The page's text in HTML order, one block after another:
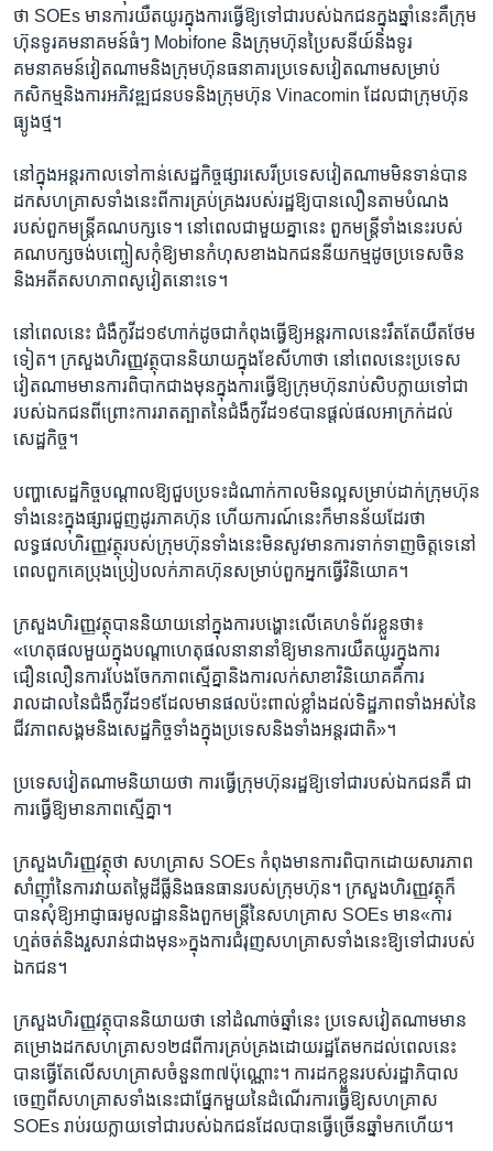
ថា​ SOEs ​មាន​ការ​យឺតយូរ​ក្នុង​ការ​ធ្វើ​ឱ្យ​ទៅ​ជា​របស់​ឯកជន​ក្នុង​ឆ្នាំ​នេះ​គឺ​ក្រុម
ហ៊ុន​ទូរគមនាគមន៍​ធំៗ​ Mobifone និង​ក្រុមហ៊ុន​ប្រៃសនីយ៍​និង​ទូរ​
គមនាគមន៍​វៀតណាម​និង​ក្រុមហ៊ុន​ធនាគារ​ប្រទេស​វៀតណាម​សម្រាប់​
កសិកម្ម​និង​ការ​អភិវឌ្ឍ​ជនបទ​និង​ក្រុម​ហ៊ុន​ Vinacomin ​ដែល​ជា​ក្រុម​ហ៊ុន​
ធ្យូង​ថ្ម។​
នៅ​ក្នុង​អន្តរកាល​ទៅ​កាន់​សេដ្ឋកិច្ច​ផ្សារ​សេរីប្រទេស​វៀតណាម​មិន​ទាន់​បាន​
ដក​សហគ្រាស​ទាំង​នេះ​ពី​ការ​គ្រប់គ្រង​របស់​រដ្ឋ​ឱ្យ​បាន​លឿន​តាម​បំណង​
របស់​ពួក​មន្ត្រី​គណបក្ស​ទេ។​ នៅ​ពេល​ជា​មួយ​គ្នា​នេះ​ ​ពួក​មន្ត្រី​ទាំង​នេះ​របស់​
គណបក្ស​ចង់​បញ្ចៀស​កុំ​ឱ្យ​មាន​កំហុស​ខាង​ឯកជននីយ​កម្ម​ដូច​ប្រទេស​ចិន​
និង​អតីត​សហភាព​សូវៀត​នោះ​ទេ។​
នៅ​ពេល​នេះ​ ​ជំងឺ​កូវីដ១៩​ហាក់​ដូច​ជា​កំពុង​ធ្វើឱ្យ​អន្តរកាល​នេះ​រឹត​តែ​យឺត​ថែម​
ទៀត។ ក្រសួង​ហិរញ្ញ​វត្ថុ​បាន​និយាយ​ក្នុង​ខែ​សីហា​ថា​ នៅ​ពេល​នេះ​ប្រទេស​
វៀតណាម​មាន​ការ​ពិបាក​ជាង​មុន​ក្នុង​ការ​ធ្វើ​ឱ្យ​ក្រុមហ៊ុន​រាប់​សិប​ក្លាយ​ទៅ​ជា​
របស់​ឯកជន​ពីព្រោះ​ការ​រាតត្បាត​នៃ​ជំងឺ​កូវីដ១៩​បាន​ផ្តល់​ផល​អាក្រក់​ដល់​
សេដ្ឋកិច្ច។​
បញ្ហា​សេដ្ឋកិច្ច​បណ្តាល​ឱ្យ​ជួប​ប្រទះ​ដំណាក់​កាល​មិន​ល្អ​សម្រាប់​ដាក់​ក្រុមហ៊ុន​
ទាំង​នេះ​ក្នុង​ផ្សារ​ជួញ​ដូរ​ភាគ​ហ៊ុន ​ហើយ​ការណ៍​នេះ​ក៏​មានន័យ​ដែរ​ថា​
លទ្ធផល​ហិរញ្ញ​វត្ថុ​របស់​ក្រុម​ហ៊ុនទាំង​នេះ​មិន​សូវ​មាន​ការ​ទាក់ទាញ​ចិត្ត​ទេ​នៅ​
ពេល​ពួក​គេ​ប្រុង​ប្រៀប​លក់​ភាគហ៊ុន​សម្រាប់​ពួក​អ្នក​ធ្វើ​វិនិយោគ។​
ក្រសួង​ហិរញ្ញវត្ថុ​បាន​និយាយ​នៅ​ក្នុង​ការ​បង្ហោះ​លើ​គេហ​ទំព័រ​ខ្លួន​ថា៖​
«ហេតុផល​មួយ​ក្នុង​បណ្តា​ហេតុផល​នានា​នាំ​ឱ្យ​មាន​ការ​យឺតយូរ​ក្នុង​ការ​
ជឿនលឿន​ការ​បែងចែក​ភាព​ស្មើ​គ្នា​និង​ការ​លក់​សាខា​វិនិយោគ​គឺ​ការ​
រាលដាល​នៃ​ជំងឺ​កូវីដ១៩​ដែល​មាន​ផល​ប៉ះពាល់​ខ្លាំង​ដល់​ទិដ្ឋភាព​ទាំងអស់​នៃ​
ជីវភាព​សង្គម​និង​សេដ្ឋកិច្ច​ទាំង​ក្នុង​ប្រទេស​និង​ទាំង​អន្តរជាតិ»។
ប្រទេស​វៀតណាម​និយាយ​ថា​ ការ​ធ្វើ​ក្រុមហ៊ុន​រដ្ឋ​ឱ្យ​ទៅ​ជា​របស់​ឯកជន​គឺ​ ជា​
ការ​ធ្វើ​ឱ្យ​មាន​ភាព​ស្មើ​គ្នា។​
ក្រសួង​ហិរញ្ញវត្ថុ​ថា​ សហគ្រាស​ SOEs ​កំពុង​មាន​ការ​ពិបាក​ដោយសារ​ភាព​
សាំញ៉ាំ​នៃ​ការ​វាយ​តម្លៃ​ដីធ្លី​និង​ធនធាន​របស់​ក្រុម​ហ៊ុន។​ ក្រសួង​ហិរញ្ញ​វត្ថុ​ក៏​
បាន​សុំ​ឱ្យ​អាជ្ញាធរ​មូលដ្ឋាន​និង​ពួក​មន្ត្រី​នៃ​សហគ្រាស ​SOEs ​មាន​«ការ​
ហ្មត់ចត់​និង​រួសរាន់​ជាង​មុន»​ក្នុង​ការ​ជំរុញ​សហគ្រាស​ទាំង​នេះ​ឱ្យ​ទៅ​ជា​របស់​
ឯកជន។
ក្រសួង​ហិរញ្ញ​វត្ថុ​បាន​និយាយ​ថា​ នៅ​ដំណាច់​ឆ្នាំ​នេះ​ ប្រទេស​វៀតណាម​មាន​
គម្រោង​ដក​សហគ្រាស​១២៨​ពី​ការ​គ្រប់គ្រង​ដោយ​រដ្ឋ​តែ​មក​ដល់​ពេល​នេះ​
បាន​ធ្វើ​តែ​លើ​សហគ្រាស​ចំនួន​៣៧​ប៉ុណ្ណោះ។ ​ការ​ដកខ្លួន​របស់​រដ្ឋាភិបាល​
ចេញ​ពី​សហគ្រាស​ទាំងនេះ​ជា​ផ្នែក​មួយ​នៃ​ដំណើរការ​ធ្វើឱ្យ​សហគ្រាស​
SOEs ​រាប់រយ​ក្លាយ​ទៅ​ជា​របស់​ឯកជន​ដែល​បាន​ធ្វើ​ច្រើន​ឆ្នាំ​មក​ហើយ។​